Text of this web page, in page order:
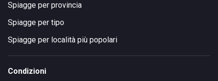
Spiagge per provincia
Spiagge per tipo
Spiagge per località più popolari
Condizioni